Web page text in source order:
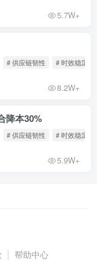
5.7W+
# 供应链韧性 # 时效稳定
8.2W+
降本30%
# 供应链韧性 # 时效稳定
5.9W+
帮助中心